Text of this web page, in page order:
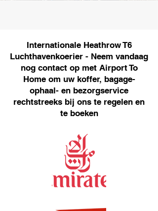
Internationale Heathrow T6
Luchthavenkoerier - Neem vandaag
nog contact op met Airport To
Home om uw koffer, bagage-
ophaal- en bezorgservice
rechtstreeks bij ons te regelen en
te boeken